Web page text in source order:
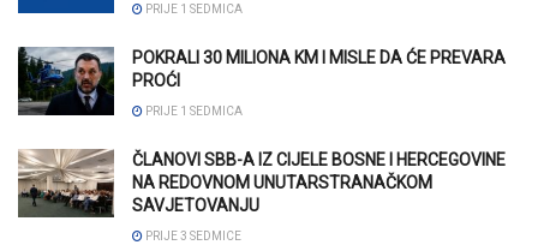
PRIJE 1 SEDMICA
POKRALI 30 MILIONA KM I MISLE DA ĆE PREVARA
PROĆI
PRIJE 1 SEDMICA
ČLANOVI SBB-A IZ CIJELE BOSNE I HERCEGOVINE
NA REDOVNOM UNUTARSTRANAČKOM
SAVJETOVANJU
PRIJE 3 SEDMICE